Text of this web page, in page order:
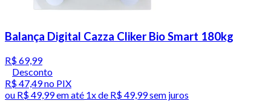
Balança Digital Cazza Cliker Bio Smart 180kg
R$ 69,99
Desconto
R$ 47,49no PIX
ou R$ 49,99em até 1x de R$ 49,99sem juros